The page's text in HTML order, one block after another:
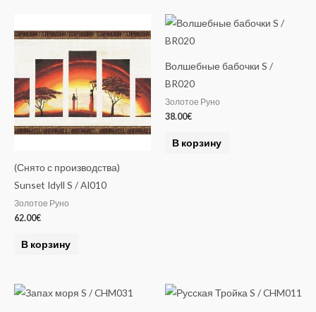
(Снято с производства)
Sunset Idyll S / AI010
Золотое Руно
62.00€
В корзину
Волшебные бабочки S /
BR020
Золотое Руно
38.00€
В корзину